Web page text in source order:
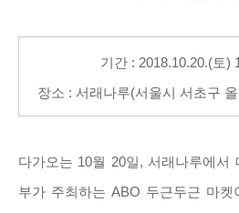
기간 : 2018.10.20.(토)
장소 : 서래나루(서울시 서초구
다가오는 10월 20일, 서래나루에서
부가 주최하는 ABO 두근두근 마켓